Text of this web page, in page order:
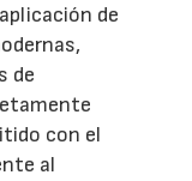
de
de
con el
al